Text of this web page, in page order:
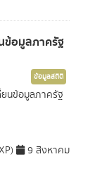
ข้อมูลภาครัฐ
ข้อมูลสถิติ
ยนข้อมูลภาครัฐ
9 สิงหาคม